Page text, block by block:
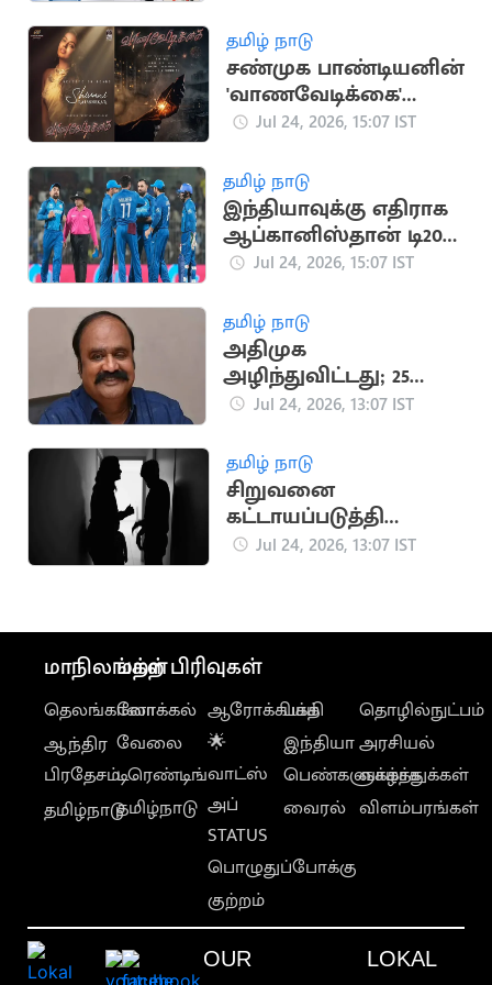
தமிழ் நாடு
சண்முக பாண்டியனின்
'வாணவேடிக்கை'
படத்தில் இணைந்த
Jul 24, 2026, 15:07 IST
தமிழ் நாடு
இந்தியாவுக்கு எதிராக
ஆப்கானிஸ்தான் டி20
தொடர்: டெல்லியில்
Jul 24, 2026, 15:07 IST
தமிழ் நாடு
அதிமுக
அழிந்துவிட்டது; 25
எம்எல்ஏக்கள்
வருவார்கள்: புகழேந்தி
Jul 24, 2026, 13:07 IST
தமிழ் நாடு
சிறுவனை
கட்டாயப்படுத்தி
இளம்பெண் பாலியல்
Jul 24, 2026, 13:07 IST
மாநிலங்கள்
தெலங்கானா
ஆந்திர
பிரதேசம்
தமிழ்நாடு
மற்ற பிரிவுகள்
லோக்கல்
வேலை
டிரெண்டிங்
தமிழ்நாடு
ஆரோக்கியம்
🌟
வாட்ஸ்
அப்
STATUS
பொழுதுப்போக்கு
குற்றம்
பக்தி
இந்தியா
பெண்களுக்காக
வைரல்
தொழில்நுட்பம்
அரசியல்
வாழ்த்துக்கள்
விளம்பரங்கள்
OUR
LOKAL